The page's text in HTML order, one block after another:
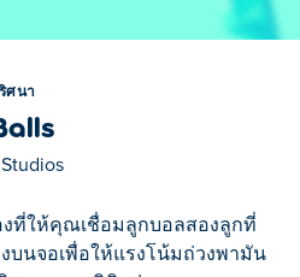
ศนา
งที่ให้คุณเชื่อมลูกบอลสองลูกที่
บนจอเพื่อให้แรงโน้มถ่วงพามัน